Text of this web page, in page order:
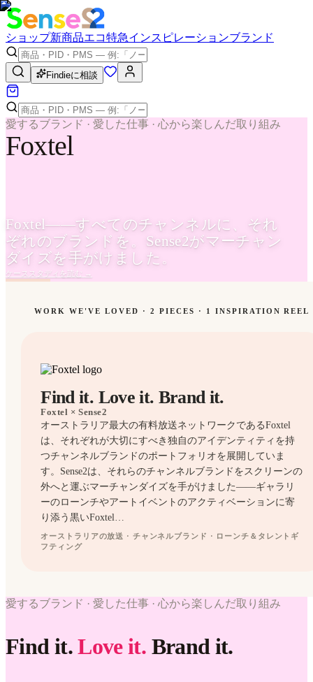
ショップ新商品エコ特急インスピレーションブランド
Findieに相談
愛するブランド · 愛した仕事 · 心から楽しんだ取り組み
Foxtel
Foxtel——すべてのチャンネルに、それ
ぞれのブランドを。Sense2がマーチャン
ダイズを手がけました。
ケーススタディを読む →
WORK WE'VE LOVED · 2 PIECES · 1 INSPIRATION REEL
Find it. Love it. Brand it.
Foxtel × Sense2
オーストラリア最大の有料放送ネットワークであるFoxtel
は、それぞれが大切にすべき独自のアイデンティティを持
つチャンネルブランドのポートフォリオを展開していま
す。Sense2は、それらのチャンネルブランドをスクリーンの
外へと運ぶマーチャンダイズを手がけました——ギャラリ
ーのローンチやアートイベントのアクティベーションに寄
り添う黒いFoxtel…
オーストラリアの放送 · チャンネルブランド · ローンチ＆タレントギ
フティング
CANDLES
LOVED
愛するブランド · 愛した仕事 · 心から楽しんだ取り組み
Find it.Love it. Brand it.